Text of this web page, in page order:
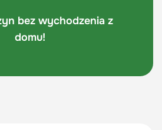
bez wychodzenia z
domu!